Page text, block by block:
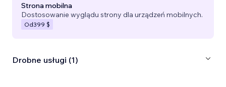
Strona mobilna
Dostosowanie wyglądu strony dla urządzeń mobilnych.
Od399 $
Drobne usługi (1)